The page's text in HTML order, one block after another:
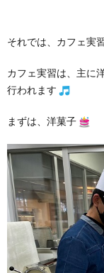
それでは、カフェ実
カフェ実習は、主に
行われます
まずは、洋菓子